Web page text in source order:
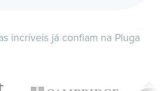
incríveis já confiam na Pluga